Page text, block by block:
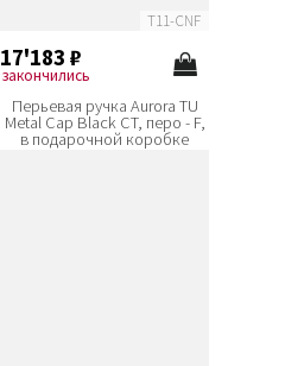
T11-CNF
17'183 ₽
закончились
Перьевая ручка Aurora TU
Metal Cap Black CT, перо - F,
в подарочной коробке